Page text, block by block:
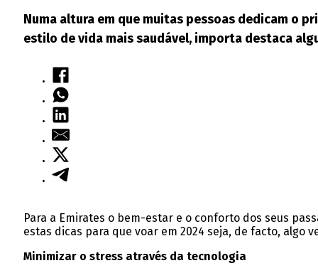
Numa altura em que muitas pessoas dedicam o
estilo de vida mais saudável, importa destaca
Para a Emirates o bem-estar e o conforto dos seus
estas dicas para que voar em 2024 seja, de facto, algo
Minimizar o stress através da tecnologia